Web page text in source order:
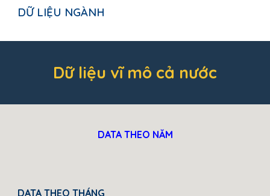
DỮ LIỆU NGÀNH
Dữ liệu vĩ mô cả nước
DATA THEO NĂM
DATA THEO THÁNG